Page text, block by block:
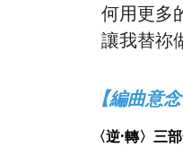
何用更多
讓我替祢
【編曲意念
〈逆·轉〉三